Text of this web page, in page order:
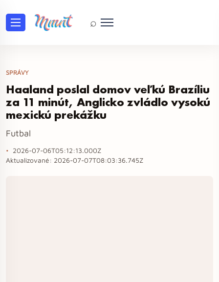
⌕
SPRÁVY
Haaland poslal domov veľkú Brazíliu
za 11 minút, Anglicko zvládlo vysokú
mexickú prekážku
Futbal
2026-07-06T05:12:13.000Z
Aktualizované: 2026-07-07T08:03:36.745Z